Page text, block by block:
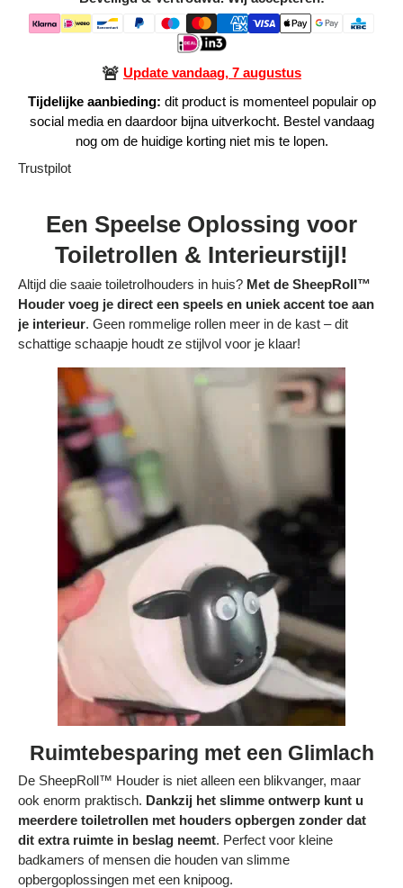
Alle Producten
Contact
Over ons
Privacy policy
Bestelling volgen
Vacatures bij Middo
Veelgestelde vragen
Servicevoorwaarden
Betaalmogelijkheden
Bestelling herroepen
Ruilen en retourneren
Bestellingen & levering
Algemene voorwaarden
🚨 Update vandaag, 7 augustus
Tijdelijke aanbieding: dit product is momenteel populair op
social media en daardoor bijna uitverkocht. Bestel vandaag
nog om de huidige korting niet mis te lopen.
Trustpilot
Een Speelse Oplossing voor
Toiletrollen & Interieurstijl!
Altijd die saaie toiletrolhouders in huis? Met de SheepRoll™
Houder voeg je direct een speels en uniek accent toe aan
je interieur. Geen rommelige rollen meer in de kast – dit
schattige schaapje houdt ze stijlvol voor je klaar!
Ruimtebesparing met een Glimlach
De SheepRoll™ Houder is niet alleen een blikvanger, maar
ook enorm praktisch. Dankzij het slimme ontwerp kunt u
meerdere toiletrollen met houders opbergen zonder dat
dit extra ruimte in beslag neemt. Perfect voor kleine
badkamers of mensen die houden van slimme
opbergoplossingen met een knipoog.